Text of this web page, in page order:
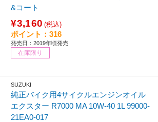
&コート
¥3,160 (税込)
ポイント：316
発売日：2019年頃発売
在庫限り
SUZUKI
純正バイク用4サイクルエンジンオイル
エクスター R7000 MA 10W-40 1L 99000-
21EA0-017